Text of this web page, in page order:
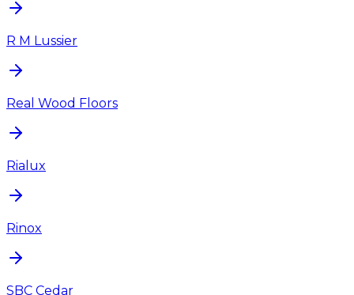
R M Lussier
Real Wood Floors
Rialux
Rinox
SBC Cedar